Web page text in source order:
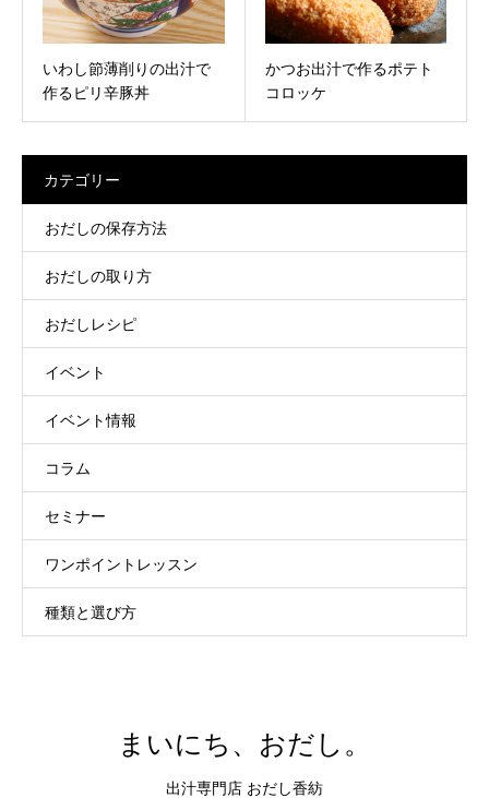
いわし節薄削りの出汁で
作るピリ辛豚丼
かつお出汁で作るポテト
コロッケ
カテゴリー
おだしの保存方法
おだしの取り方
おだしレシピ
イベント
イベント情報
コラム
セミナー
ワンポイントレッスン
種類と選び方
まいにち、おだし。
出汁専門店 おだし香紡